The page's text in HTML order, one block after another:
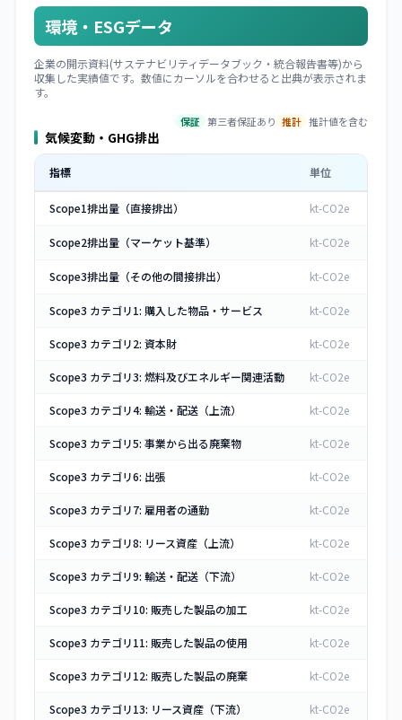
環境・ESGデータ
企業の開示資料(サステナビリティデータブック・統合報告書等)から
収集した実績値です。数値にカーソルを合わせると出典が表示されま
す。
保証 第三者保証あり 推計 推計値を含む
気候変動・GHG排出
指標 単位
Scope1排出量（直接排出） kt-CO2e
Scope2排出量（マーケット基準） kt-CO2e
Scope3排出量（その他の間接排出） kt-CO2e
Scope3 カテゴリ1: 購入した物品・サービス kt-CO2e
Scope3 カテゴリ2: 資本財 kt-CO2e
Scope3 カテゴリ3: 燃料及びエネルギー関連活動 kt-CO2e
Scope3 カテゴリ4: 輸送・配送（上流） kt-CO2e
Scope3 カテゴリ5: 事業から出る廃棄物 kt-CO2e
Scope3 カテゴリ6: 出張 kt-CO2e
Scope3 カテゴリ7: 雇用者の通勤 kt-CO2e
Scope3 カテゴリ8: リース資産（上流） kt-CO2e
Scope3 カテゴリ9: 輸送・配送（下流） kt-CO2e
Scope3 カテゴリ10: 販売した製品の加工 kt-CO2e
Scope3 カテゴリ11: 販売した製品の使用 kt-CO2e
Scope3 カテゴリ12: 販売した製品の廃棄 kt-CO2e
Scope3 カテゴリ13: リース資産（下流） kt-CO2e